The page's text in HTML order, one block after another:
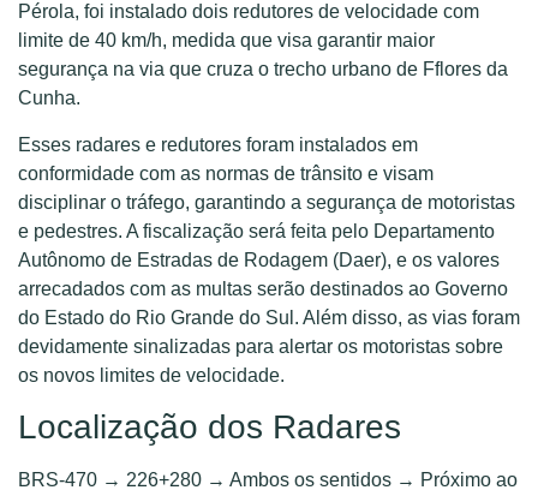
Pérola, foi instalado dois redutores de velocidade com
limite de 40 km/h, medida que visa garantir maior
segurança na via que cruza o trecho urbano de Fflores da
Cunha.
Esses radares e redutores foram instalados em
conformidade com as normas de trânsito e visam
disciplinar o tráfego, garantindo a segurança de motoristas
e pedestres. A fiscalização será feita pelo Departamento
Autônomo de Estradas de Rodagem (Daer), e os valores
arrecadados com as multas serão destinados ao Governo
do Estado do Rio Grande do Sul. Além disso, as vias foram
devidamente sinalizadas para alertar os motoristas sobre
os novos limites de velocidade.
Localização dos Radares
BRS-470 → 226+280 → Ambos os sentidos → Próximo ao